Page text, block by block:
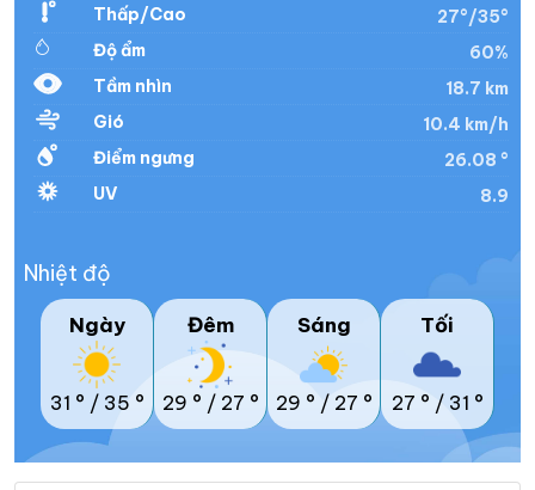
Thấp/Cao
27°/35°
Độ ẩm
60%
Tầm nhìn
18.7 km
Gió
10.4 km/h
Điểm ngưng
26.08 °
UV
8.9
Nhiệt độ
Ngày
31 ° / 35 °
Đêm
29 ° / 27 °
Sáng
29 ° / 27 °
Tối
27 ° / 31 °